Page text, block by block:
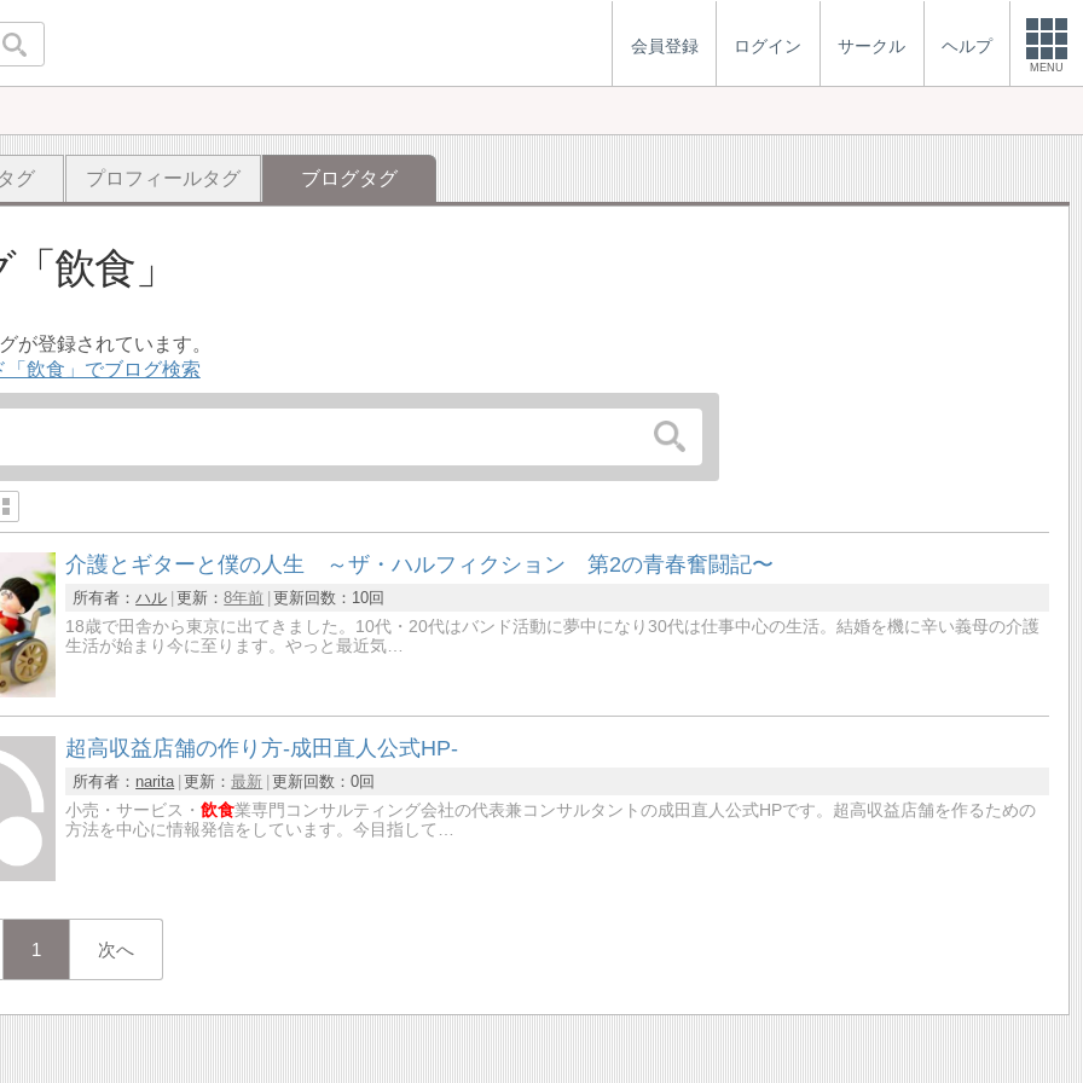
会員登録 ログイン サークル ヘルプ
MENU
グ プロフィールタグ ブログタグ
飲食
が登録されています。
「飲食」でブログ検索
介護とギターと僕の人生 ～ザ・ハルフィクション 第2の青春奮闘記〜
所有者：ハル 更新：8年前 更新回数： 10回
18歳で田舎から東京に出てきました。10代・20代はバンド活動に夢中になり30代は仕事中心の生活。結婚を機に辛い義母の介護
生活が始まり今に至ります。やっと最近気…
超高収益店舗の作り方-成田直人公式HP-
所有者： narita 更新：最新 更新回数：0回
小売・サービス・ 飲食業専門コンサルティング会社の代表兼コンサルタントの成田直人公式HPです。超高収益店舗を作るための
方法を中心に情報発信をしています。今目指して…
1 次へ